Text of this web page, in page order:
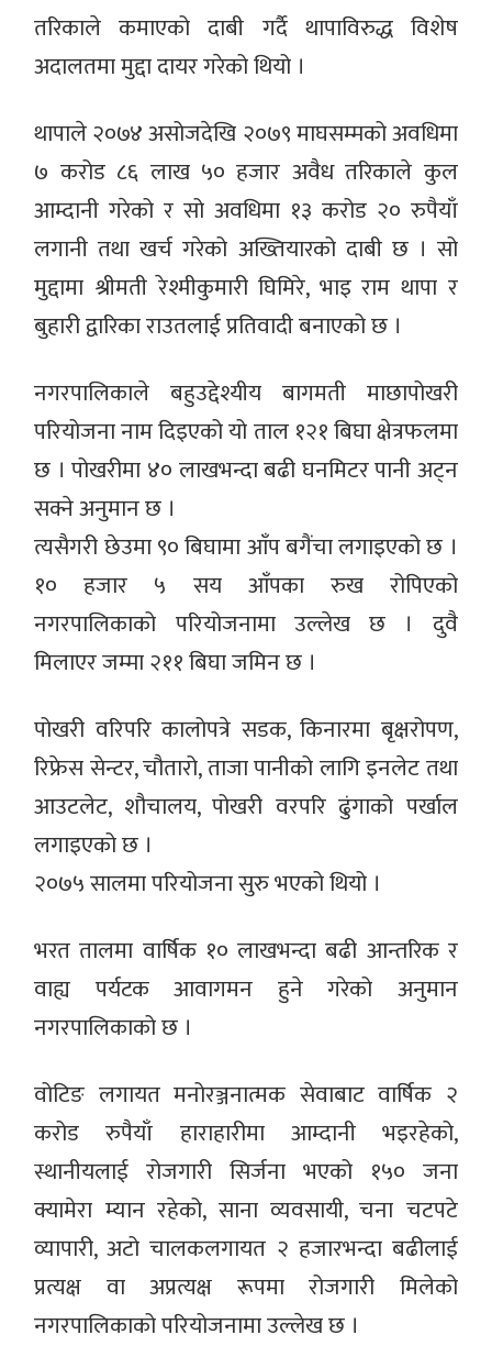
तरिकाले कमाएको दाबी गर्दै थापाविरुद्ध विशेष
अदालतमा मुद्दा दायर गरेको थियो ।
थापाले २०७४ असोजदेखि २०७९ माघसम्मको अवधिमा
७ करोड ८६ लाख ५० हजार अवैध तरिकाले कुल
आम्दानी गरेको र सो अवधिमा १३ करोड २० रुपैयाँ
लगानी तथा खर्च गरेको अख्तियारको दाबी छ । सो
मुद्दामा श्रीमती रेश्मीकुमारी घिमिरे, भाइ राम थापा र
बुहारी द्वारिका राउतलाई प्रतिवादी बनाएको छ ।
नगरपालिकाले बहुउद्देश्यीय बागमती माछापोखरी
परियोजना नाम दिइएको यो ताल १२१ बिघा क्षेत्रफलमा
छ । पोखरीमा ४० लाखभन्दा बढी घनमिटर पानी अट्न
सक्ने अनुमान छ ।
त्यसैगरी छेउमा ९० बिघामा आँप बगैंचा लगाइएको छ ।
१० हजार ५ सय आँपका रुख रोपिएको
नगरपालिकाको परियोजनामा उल्लेख छ । दुवै
मिलाएर जम्मा २११ बिघा जमिन छ ।
पोखरी वरिपरि कालोपत्रे सडक, किनारमा बृक्षरोपण,
रिफ्रेस सेन्टर, चौतारो, ताजा पानीको लागि इनलेट तथा
आउटलेट, शौचालय, पोखरी वरपरि ढुंगाको पर्खाल
लगाइएको छ ।
२०७५ सालमा परियोजना सुरु भएको थियो ।
भरत तालमा वार्षिक १० लाखभन्दा बढी आन्तरिक र
वाह्य पर्यटक आवागमन हुने गरेको अनुमान
नगरपालिकाको छ ।
वोटिङ लगायत मनोरञ्जनात्मक सेवाबाट वार्षिक २
करोड रुपैयाँ हाराहारीमा आम्दानी भइरहेको,
स्थानीयलाई रोजगारी सिर्जना भएको १५० जना
क्यामेरा म्यान रहेको, साना व्यवसायी, चना चटपटे
व्यापारी, अटो चालकलगायत २ हजारभन्दा बढीलाई
प्रत्यक्ष वा अप्रत्यक्ष रूपमा रोजगारी मिलेको
नगरपालिकाको परियोजनामा उल्लेख छ ।